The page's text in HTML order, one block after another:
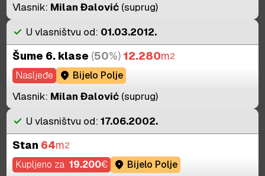
Vlasnik: Milan Đalović (suprug)
check U vlasništvu od: 01.03.2012.
Šume 6. klase (50%) 12.280m2
Nasljeđe location_on Bijelo Polje
Vlasnik: Milan Đalović (suprug)
check U vlasništvu od:17.06.2002.
Stan 64m2
Kupljeno za19.200€ location_on Bijelo Polje